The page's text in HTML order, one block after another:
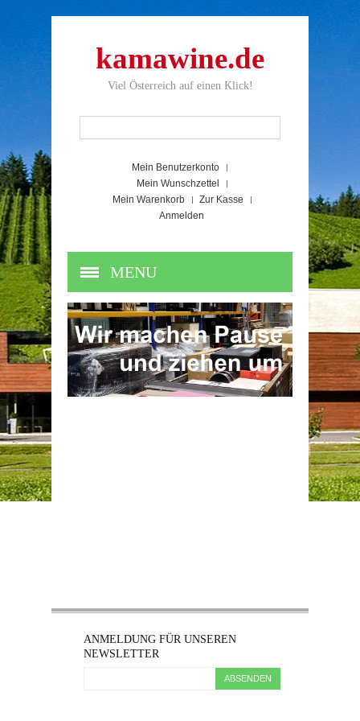
kamawine.de
Viel Österreich auf einen Klick!
Mein Benutzerkonto
Mein Wunschzettel
Mein Warenkorb
Zur Kasse
Anmelden
MENU
ANMELDUNG FÜR UNSEREN
NEWSLETTER
ABSENDEN